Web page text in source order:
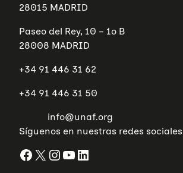
28015 MADRID
Paseo del Rey, 10 – 1º B
28008 MADRID
+34 91 446 31 62
+34 91 446 31 50
info@unaf.org
Síguenos en nuestras redes sociales
Facebook X InstagramYouTube LinkedIn